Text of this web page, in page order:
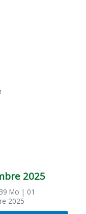
2025
Mo | 01
2025